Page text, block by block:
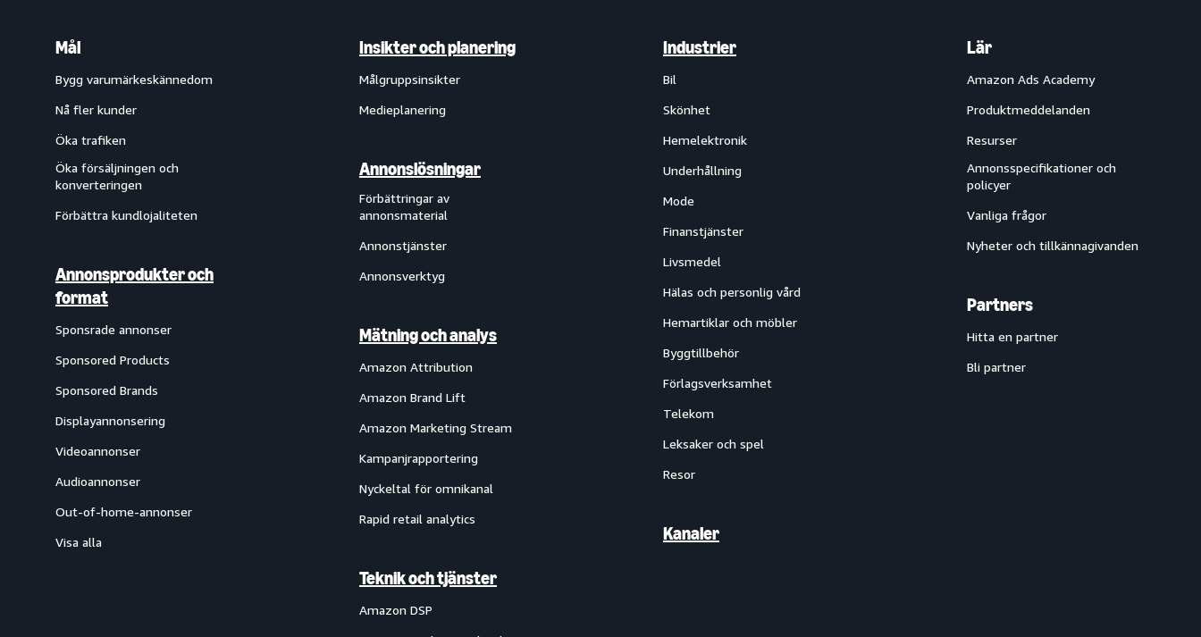
Mål
Bygg varumärkeskännedom
Nå fler kunder
Öka trafiken
Öka försäljningen och
konverteringen
Förbättra kundlojaliteten
Annonsprodukter och
format
Sponsrade annonser
Sponsored Products
Sponsored Brands
Displayannonsering
Videoannonser
Audioannonser
Out-of-home-annonser
Visa alla
Insikter och planering
Målgruppsinsikter
Medieplanering
Annonslösningar
Förbättringar av
annonsmaterial
Annonstjänster
Annonsverktyg
Mätning och analys
Amazon Attribution
Amazon Brand Lift
Amazon Marketing Stream
Kampanjrapportering
Nyckeltal för omnikanal
Rapid retail analytics
Teknik och tjänster
Amazon DSP
Industrier
Bil
Skönhet
Hemelektronik
Underhållning
Mode
Finanstjänster
Livsmedel
Hälas och personlig vård
Hemartiklar och möbler
Byggtillbehör
Förlagsverksamhet
Telekom
Leksaker och spel
Resor
Kanaler
Lär
Amazon Ads Academy
Produktmeddelanden
Resurser
Annonsspecifikationer och
policyer
Vanliga frågor
Nyheter och tillkännagivanden
Partners
Hitta en partner
Bli partner